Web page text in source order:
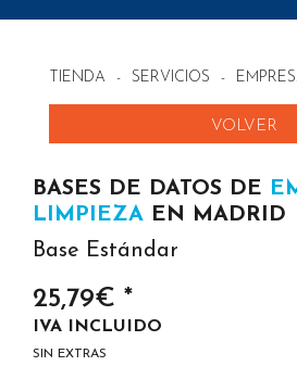
TIENDA - SERVICIOS -
VOLVER
BASES DE DATOS DE
LIMPIEZA EN MADRID
Base Estándar
25,79€ *
IVA INCLUIDO
SIN EXTRAS